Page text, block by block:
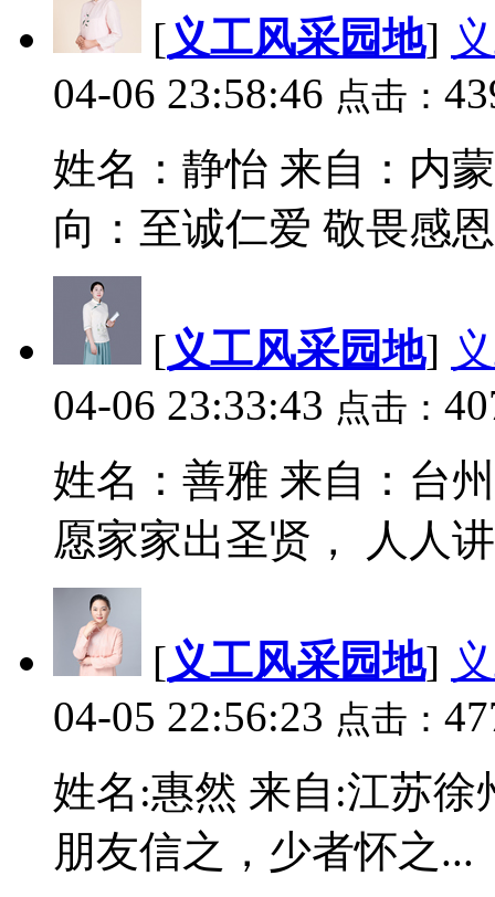
[义工风采园地]
04-06 23:58:46 点击：
姓名：静怡 来自：内
向：至诚仁爱 敬畏感
[义工风采园地]
04-06 23:33:43 点击：
姓名：善雅 来自：台
愿家家出圣贤， 人人
[义工风采园地]
04-05 22:56:23 点击：
姓名:惠然 来自:江苏
朋友信之，少者怀之...